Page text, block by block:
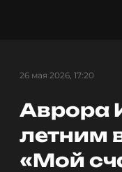
26 мая 2026, 17:20
Аврора
летним
«Мой